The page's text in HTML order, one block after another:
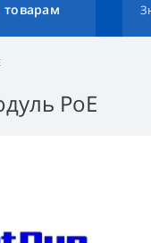
товарам
PoE